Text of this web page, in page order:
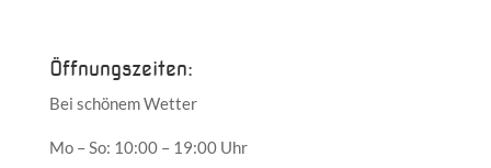
Öffnungszeiten:
Bei schönem Wetter
Mo – So: 10:00 – 19:00 Uhr